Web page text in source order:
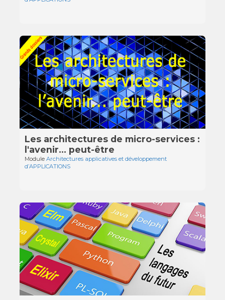
Les architectures de micro-services :
l'avenir… peut-être
ModuleArchitectures applicatives et développement
d’APPLICATIONS